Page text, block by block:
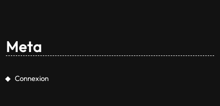
Meta
Connexion